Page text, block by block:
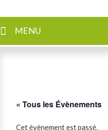
MENU
« Tous les Évènements
Cet évènement est passé.